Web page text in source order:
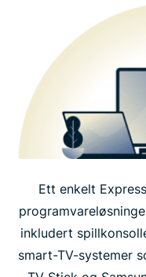
Ett enkelt
inkludert
smart-TV-systemer